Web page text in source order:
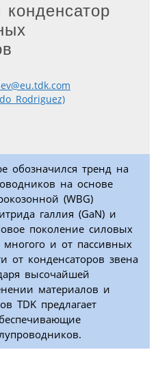
Rodriguez)
обозначился тренд на
на основе
(WBG)
галлия (GaN) и
поколение силовых
и от пассивных
от конденсаторов звена
высочайшей
материалов и
TDK предлагает